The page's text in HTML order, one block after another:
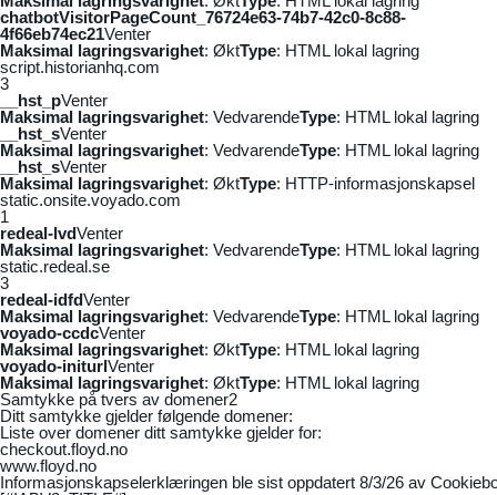
chatbotVisitorPageCount_76724e63-74b7-42c0-8c88-
4f66eb74ec21Venter
Maksimal lagringsvarighet: ØktType: HTML lokal lagring
script.historianhq.com
3
__hst_pVenter
Maksimal lagringsvarighet: VedvarendeType: HTML lokal lagring
__hst_sVenter
Maksimal lagringsvarighet: VedvarendeType: HTML lokal lagring
__hst_sVenter
Maksimal lagringsvarighet: ØktType: HTTP-informasjonskapsel
static.onsite.voyado.com
1
redeal-lvdVenter
Maksimal lagringsvarighet: VedvarendeType: HTML lokal lagring
static.redeal.se
3
redeal-idfdVenter
Maksimal lagringsvarighet: VedvarendeType: HTML lokal lagring
voyado-ccdcVenter
Maksimal lagringsvarighet: ØktType: HTML lokal lagring
voyado-initurlVenter
Maksimal lagringsvarighet: ØktType: HTML lokal lagring
Samtykke på tvers av domener2
Ditt samtykke gjelder følgende domener:
Liste over domener ditt samtykke gjelder for:
checkout.floyd.no
www.floyd.no
Informasjonskapselerklæringen ble sist oppdatert 8/3/26 av